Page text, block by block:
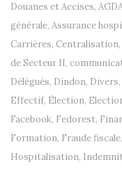
Douanes et Accises,
générale, Assurance
Carrières, Centralisation,
de Secteur II,
Délégués, Dindon, Divers,
Effectif, Élection,
Facebook, Fedorest,
Formation, Fraude fiscale,
Hospitalisation,